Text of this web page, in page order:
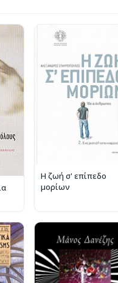
Η ζωή σ' επίπεδο
μορίων